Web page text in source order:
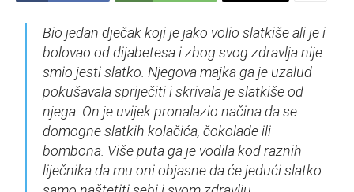
Bio jedan dječak koji je jako volio slatkiše ali je i
bolovao od dijabetesa i zbog svog zdravlja nije
smio jesti slatko. Njegova majka ga je uzalud
pokušavala spriječiti i skrivala je slatkiše od
njega. On je uvijek pronalazio načina da se
domogne slatkih kolačića, čokolade ili
bombona. Više puta ga je vodila kod raznih
liječnika da mu oni objasne da će jedući slatko